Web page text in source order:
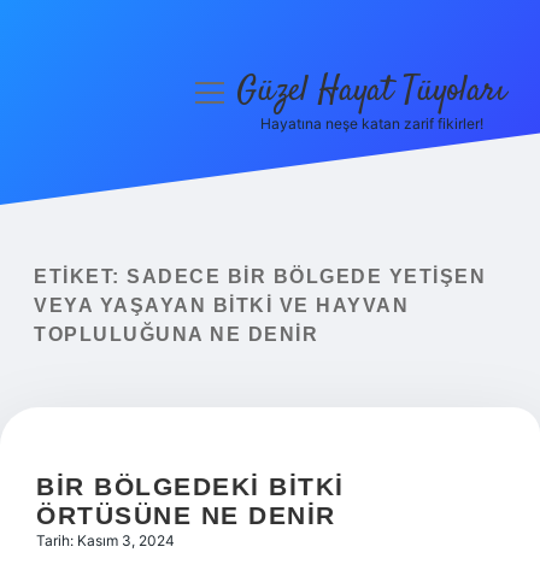
Yasal Uyarı
Hakkımızda
menüyüGüzel Hayat Tüyoları
Hayatına neşe katan zarif fikirler!
ETIKET: SADECE BIR BÖLGEDE YETIŞEN
VEYA YAŞAYAN BITKI VE HAYVAN
TOPLULUĞUNA NE DENIR
BIR BÖLGEDEKI BITKI
ÖRTÜSÜNE NE DENIR
Tarih: Kasım 3, 2024